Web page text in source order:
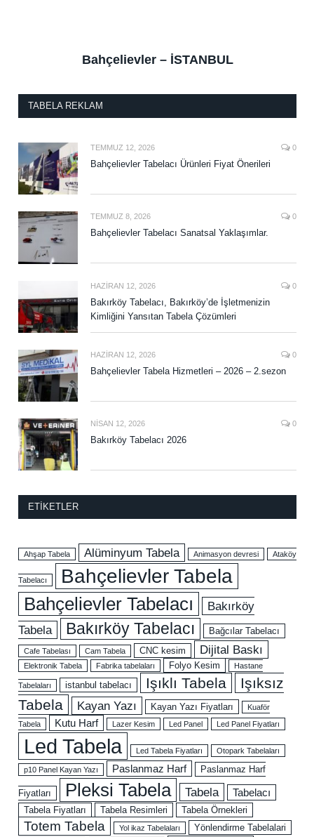
Bahçelievler – İSTANBUL
TABELA REKLAM
TEMMUZ 12, 2026 0
Bahçelievler Tabelacı Ürünleri Fiyat Önerileri
TEMMUZ 8, 2026 0
Bahçelievler Tabelacı Sanatsal Yaklaşımlar.
HAZIRAN 12, 2026 0
Bakırköy Tabelacı, Bakırköy’de İşletmenizin
Kimliğini Yansıtan Tabela Çözümleri
HAZIRAN 12, 2026 0
Bahçelievler Tabela Hizmetleri – 2026 – 2.sezon
NISAN 12, 2026 0
Bakırköy Tabelacı 2026
ETIKETLER
Ahşap Tabela Alüminyum Tabela Animasyon devresi Ataköy
Tabelacı Bahçelievler Tabela
Bahçelievler Tabelacı
Bakırköy
Tabela
Bakırköy Tabelacı Bağcılar Tabelacı
Cafe Tabelası Cam Tabela CNC kesim Dijital Baskı
Elektronik Tabela Fabrika tabelaları Folyo Kesim Hastane
Tabelaları istanbul tabelacı Işıklı Tabela
Işıksız
Tabela
Kayan Yazı Kayan Yazı Fiyatları
Kuaför
Tabela
Kutu Harf Lazer Kesim Led Panel Led Panel Fiyatları
Led Tabela Led Tabela Fiyatları Otopark Tabelaları
p10 Panel Kayan Yazı Paslanmaz Harf Paslanmaz Harf
Fiyatları Pleksi Tabela Tabela Tabelacı
Tabela Fiyatları Tabela Resimleri Tabela Örnekleri
Totem Tabela Yol ikaz Tabelaları Yönlendirme Tabelalari